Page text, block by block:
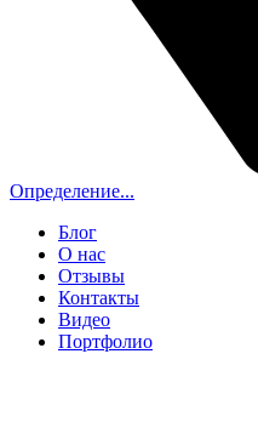
Определение...
Блог
О нас
Отзывы
Контакты
Видео
Портфолио